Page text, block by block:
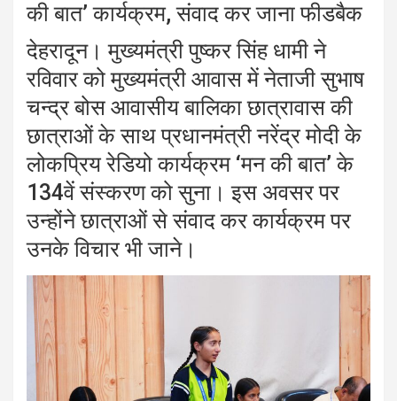
की बात’ कार्यक्रम, संवाद कर जाना फीडबैक
देहरादून। मुख्यमंत्री पुष्कर सिंह धामी ने
रविवार को मुख्यमंत्री आवास में नेताजी सुभाष
चन्द्र बोस आवासीय बालिका छात्रावास की
छात्राओं के साथ प्रधानमंत्री नरेंद्र मोदी के
लोकप्रिय रेडियो कार्यक्रम ‘मन की बात’ के
134वें संस्करण को सुना। इस अवसर पर
उन्होंने छात्राओं से संवाद कर कार्यक्रम पर
उनके विचार भी जाने।